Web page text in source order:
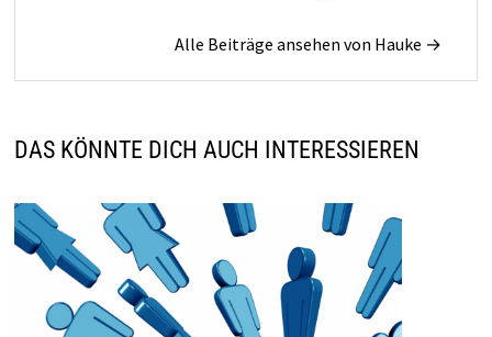
Alle Beiträge ansehen von Hauke →
DAS KÖNNTE DICH AUCH INTERESSIEREN